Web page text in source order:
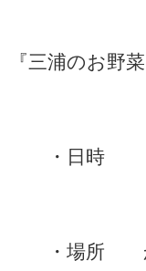
『三浦のお野
・日時 １
・場所 か